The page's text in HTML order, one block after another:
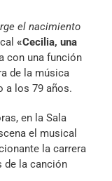
el nacimiento
«Cecilia, una
con una función
de la música
a los 79 años.
en la Sala
el musical
la carrera
de la canción